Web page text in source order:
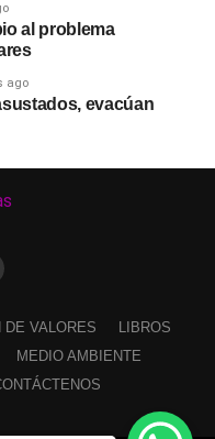
al problema
ago
evacúan
DE VALORES
LIBROS
MEDIO AMBIENTE